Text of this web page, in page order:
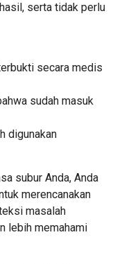
serta tidak perlu
secara medis
sudah masuk
digunakan
subur Anda, Anda
merencanakan
masalah
lebih memahami